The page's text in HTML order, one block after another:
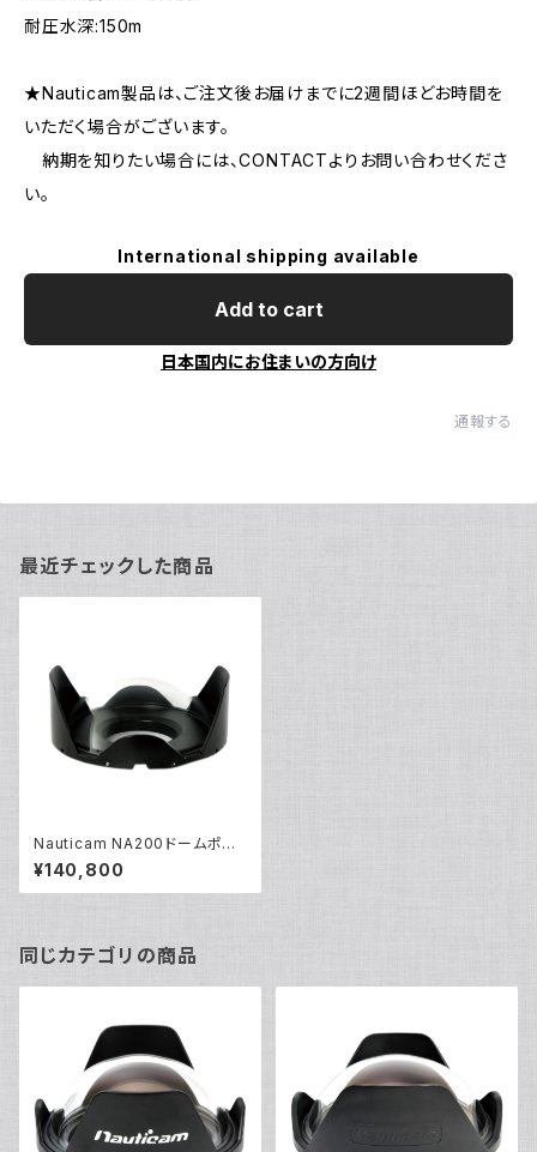
耐圧水深:150m
★Nauticam製品は、ご注文後お届けまでに2週間ほどお時間を
いただく場合がございます。
納期を知りたい場合には、CONTACTよりお問い合わせくださ
い。
International shipping available
Add to cart
日本国内にお住まいの方向け
通報する
最近チェックした商品
Nauticam NA200ドームポー
ト [20222]
¥140,800
同じカテゴリの商品